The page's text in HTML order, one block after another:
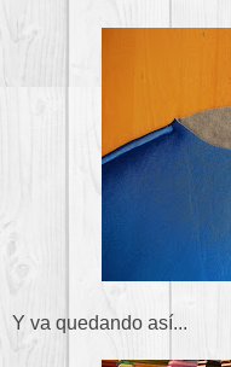
Y va quedando así...